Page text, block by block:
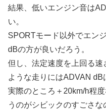
結果、低いエンジン音は
い。
SPORTモード以外でエン
dBの方が良いだろう。
但し、法定速度を上回る
ような走りにはADVAN dB
実際のところ＋20km/h程
うのがシビックのすごさ